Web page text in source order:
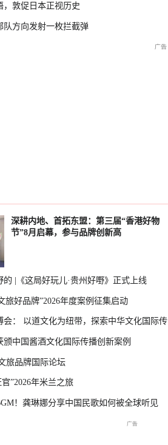
，敦促日本正视历史
队方向发射一枚拦截弹
深耕内地、首拓东盟：第三届“香港好物
节”8月启幕，参与品牌创新高
|《这局好玩儿·贵州好嘢》正式上线
旅好品牌”2026年度案例征集启动
： 以道文化为纽带，探索中华文化国际传
中国酱酒文化国际传播创新案例
旅品牌国际论坛
”2026年米兰之旅
！龚琳娜分享中国民歌如何被全球听见